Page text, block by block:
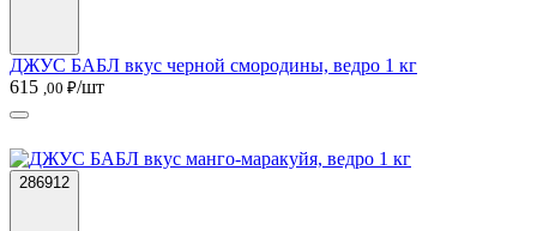
ДЖУС БАБЛ вкус черной смородины, ведро 1 кг
615 ,00 ₽/шт
286912